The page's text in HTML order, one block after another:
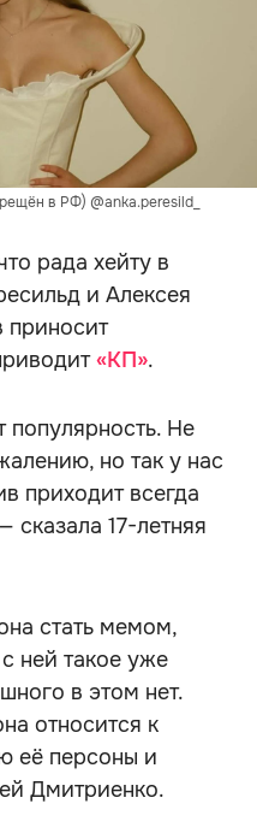
в РФ) @anka.peresild_
рада хейту в
и Алексея
приносит
«КП».
популярность. Не
но так у нас
приходит всегда
сказала 17-летняя
стать мемом,
ней такое уже
в этом нет.
относится к
её персоны и
Дмитриенко.